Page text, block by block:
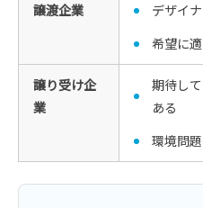
譲渡企業
デザイ
希望に
譲り受け企
業
期待し
ある
環境問